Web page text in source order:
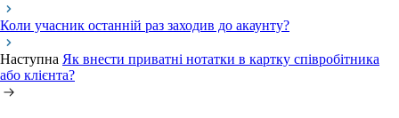
Коли учасник останній раз заходив до акаунту?
Наступна Як внести приватні нотатки в картку співробітника
або клієнта?